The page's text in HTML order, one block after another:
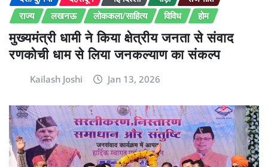
राज्य
लखनऊ लोककला/साहित्य विविध होम
मुख्यमंत्री धामी ने किया क्षेत्रीय जनता से संवाद
रणकोची धाम से लिया जनकल्याण का संकल्प
Kailash Joshi Jan 13, 2026